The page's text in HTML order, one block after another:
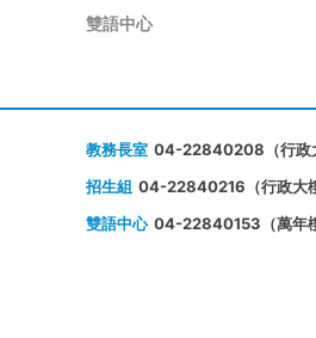
雙語中心
教務長室 04-22840208（行政
招生組 04-22840216（行政大
雙語中心 04-22840153（萬年樓